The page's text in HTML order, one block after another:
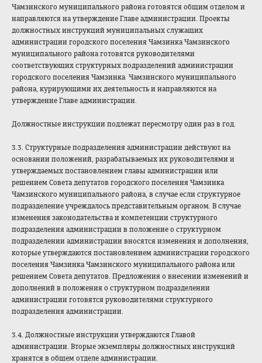
Чамзинского муниципального района готовятся общим отделом и
направляются на утверждение Главе администрации. Проекты
должностных инструкций муниципальных служащих
администрации городского поселения Чамзинка Чамзинского
муниципального района готовятся руководителями
соответствующих структурных подразделений администрации
городского поселения Чамзинка Чамзинского муниципального
района, курирующими их деятельность и направляются на
утверждение Главе администрации.
Должностные инструкции подлежат пересмотру один раз в год.
3.3. Структурные подразделения администрации действуют на
основании положений, разрабатываемых их руководителями и
утверждаемых постановлением главы администрации или
решением Совета депутатов городского поселения Чамзинка
Чамзинского муниципального района, в случае если структурное
подразделение учреждалось представительным органом. В случае
изменения законодательства и компетенции структурного
подразделения администрации в положение о структурном
подразделении администрации вносятся изменения и дополнения,
которые утверждаются постановлением администрации городского
поселения Чамзинка Чамзинского муниципального района или
решением Совета депутатов. Предложения о внесении изменений и
дополнений в положения о структурном подразделении
администрации готовятся руководителями структурного
подразделения администрации.
3.4. Должностные инструкции утверждаются Главой
администрации. Вторые экземпляры должностных инструкций
хранятся в общем отделе администрации.